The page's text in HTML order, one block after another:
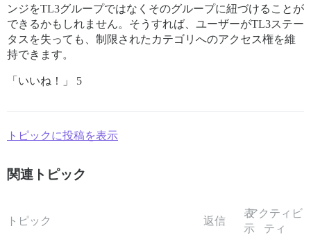
ンジをTL3グループではなくそのグループに紐づけることが
できるかもしれません。そうすれば、ユーザーがTL3ステー
タスを失っても、制限されたカテゴリへのアクセス権を維
持できます。
「いいね！」 5
トピックに投稿を表示
関連トピック
トピック 返信
表
示
アクティビ
ティ